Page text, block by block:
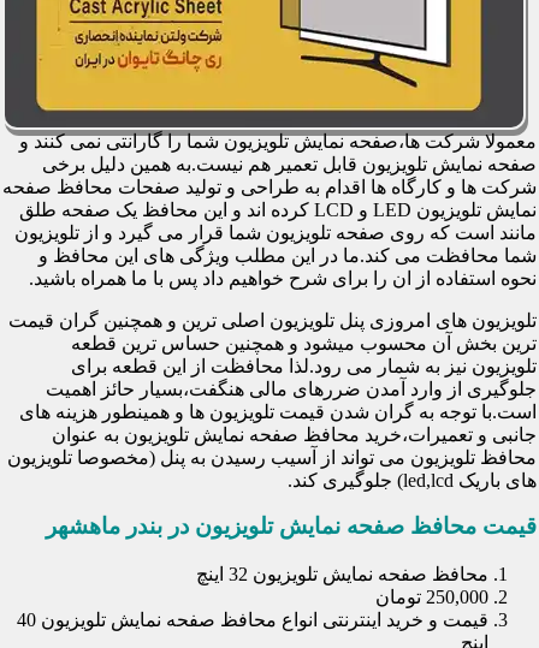
معمولا شرکت ها،صفحه نمایش تلویزیون شما را گارانتی نمی کنند و
صفحه نمایش تلویزیون قابل تعمیر هم نیست.به همین دلیل برخی
شرکت ها و کارگاه ها اقدام به طراحی و تولید صفحات محافظ صفحه
نمایش تلویزیون LED و LCD کرده اند و این محافظ یک صفحه طلق
مانند است که روی صفحه تلویزیون شما قرار می گیرد و از تلویزیون
شما محافظت می کند.ما در این مطلب ویژگی های این محافظ و
نحوه استفاده از ان را برای شرح خواهیم داد پس با ما همراه باشید.
تلویزیون های امروزی پنل تلویزیون اصلی ترین و همچنین گران قیمت
ترین بخش آن محسوب میشود و همچنین حساس ترین قطعه
تلویزیون نیز به شمار می رود.لذا محافظت از این قطعه برای
جلوگیری از وارد آمدن ضررهای مالی هنگفت،بسیار حائز اهمیت
است.با توجه به گران شدن قیمت تلویزیون ها و همینطور هزینه های
جانبی و تعمیرات،خرید محافظ صفحه نمایش تلویزیون به عنوان
محافظ تلویزیون می تواند از آسیب رسیدن به پنل (مخصوصا تلویزیون
های باریک led,lcd) جلوگیری کند.
قیمت محافظ صفحه نمایش تلویزیون در بندر ماهشهر
محافظ صفحه نمایش تلویزیون 32 اینچ
250,000 تومان
قیمت و خرید اینترنتی انواع محافظ صفحه نمایش تلویزیون 40
اینچ